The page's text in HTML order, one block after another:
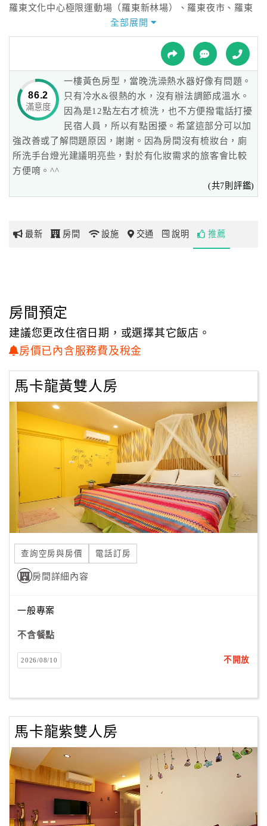
全
租
網
紅
你
玩
圖
務
顧
滿
意
訂
單
理
會
員
帳
戶
服
絡
Line
線
上
客
服
紅
羅東文化中心極限運動場（羅東新林場）、羅東夜市、羅東
運動公園等，馬卡龍民宿竭誠的邀請您的蒞臨。
全部展開
86.2
滿意度
一樓黃色房型，當晚洗澡熱水器好像有問題。
只有冷水&很熱的水，沒有辦法調節成溫水。
因為是12點左右才梳洗，也不方便撥電話打擾
民宿人員，所以有點困擾。希望這部分可以加
強改善或了解問題原因，謝謝。因為房間沒有梳妝台，廁
所洗手台燈光建議明亮些，對於有化妝需求的旅客會比較
方便唷。^^
(共7則評鑑)
最新 房間 設施 交通 說明 推薦
房間預定
建議您更改住宿日期，或選擇其它飯店。
房價已內含服務費及稅金
馬卡龍黃雙人房
查詢空房與房價 電話訂房
房間詳細內容
一般專案
不含餐點
2026/08/10 不開放
馬卡龍紫雙人房